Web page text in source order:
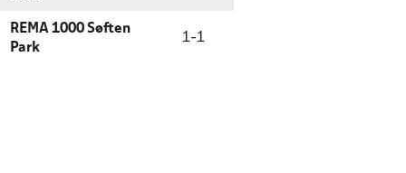
REMA 1000 Søften
Park
1-1